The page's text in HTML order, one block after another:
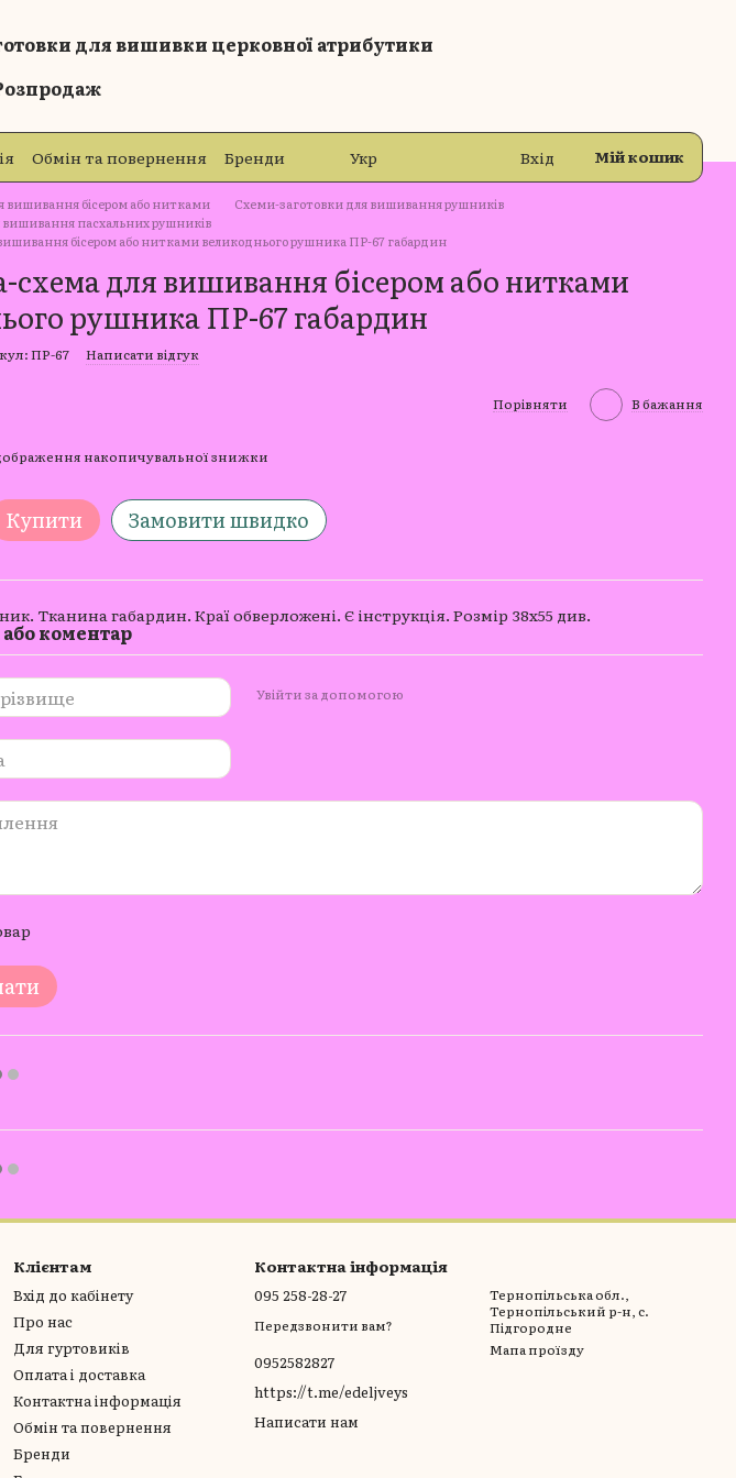
для вишивки церковної атрибутики
Обмін та повернення
Бренди
Укр Вхід Мій кошик
вишивання бісером або нитками
Схеми-заготовки для вишивання рушників
пасхальних рушників
бісером або нитками великоднього рушника ПР-67 габардин
схема для вишивання бісером або нитками
рушника ПР-67 габардин
ПР-67 Написати відгук
Порівняти В бажання
накопичувальної знижки
Купити Замовити швидко
Тканина габардин. Краї обверложені. Є інструкція. Розмір 38х55 див.
коментар
Увійти за допомогою
Клієнтам
Вхід до кабінету
Про нас
Для гуртовиків
Оплата і доставка
Контактна інформація
Обмін та повернення
Бренди
Контактна інформація
095 258-28-27
Передзвонити вам?
0952582827
https://t.me/edeljveys
Написати нам
Тернопільська обл.,
Тернопільський р-н, с.
Підгородне
Мапа проїзду